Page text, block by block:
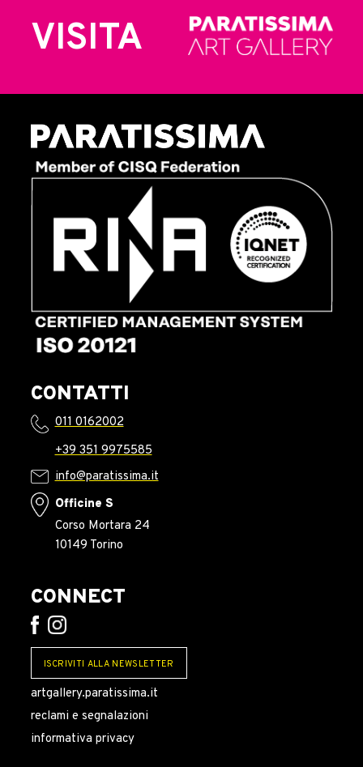
VISITA
CONTATTI
011 0162002
+39 351 9975585
info@paratissima.it
Officine S
Corso Mortara 24
10149 Torino
CONNECT
ISCRIVITI ALLA NEWSLETTER
artgallery.paratissima.it
reclami e segnalazioni
informativa privacy